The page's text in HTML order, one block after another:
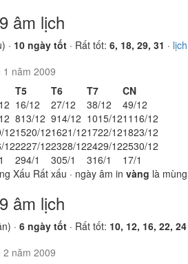
âm lịch
· 10 ngày tốt · Rất tốt: 6, 18, 29, 31 ·
năm 2009
T5 T6 T7
CN
16/12 27/12 38/12 49/12
813/12 914/12 1015/1211 16/12
121520/121621/121722/121823/12
122227/122328/122429/122530/12
294/1 305/1 316/1 17/1
Xấu Rất xấu · ngày âm in vàng là
âm lịch
· 6 ngày tốt · Rất tốt: 10, 12, 16, 22, 24
năm 2009